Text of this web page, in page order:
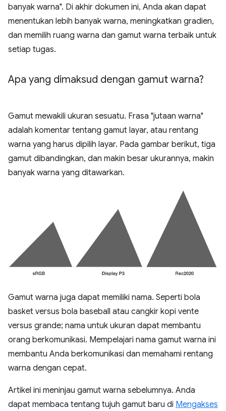
banyak warna". Di akhir dokumen ini, Anda akan dapat
menentukan lebih banyak warna, meningkatkan gradien,
dan memilih ruang warna dan gamut warna terbaik untuk
setiap tugas.
Apa yang dimaksud dengan gamut warna?
Gamut mewakili ukuran sesuatu. Frasa "jutaan warna"
adalah komentar tentang gamut layar, atau rentang
warna yang harus dipilih layar. Pada gambar berikut, tiga
gamut dibandingkan, dan makin besar ukurannya, makin
banyak warna yang ditawarkan.
Gamut warna juga dapat memiliki nama. Seperti bola
basket versus bola baseball atau cangkir kopi vente
versus grande; nama untuk ukuran dapat membantu
orang berkomunikasi. Mempelajari nama gamut warna ini
membantu Anda berkomunikasi dan memahami rentang
warna dengan cepat.
Artikel ini meninjau gamut warna sebelumnya. Anda
dapat membaca tentang tujuh gamut baru di Mengakses